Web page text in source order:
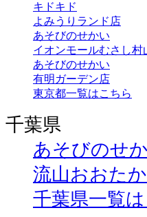
キドキド
よみうりランド店
あそびのせかい
イオンモールむさし村
あそびのせかい
有明ガーデン店
東京都一覧はこちら
千葉県
あそびのせ
流山おおた
千葉県一覧